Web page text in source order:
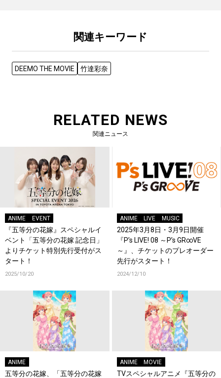
関連キーワード
DEEMO THE MOVIE 竹達彩奈
RELATED NEWS
関連ニュース
ANIME EVENT
『五等分の花嫁』スペシャルイ
ベント「五等分の花嫁 記念日」
よりチケット特別先行受付がス
タート！
2025/10/20
ANIME LIVE MUSIC
2025年3月8日・3月9日開催
『P’s LIVE! 08 ～P’s GR∞VE
～』、チケットのプレオーダー
先行がスタート！
2024/12/10
ANIME
五等分の花嫁、「五等分の花嫁
ANIME MOVIE
TVスペシャルアニメ『五等分の